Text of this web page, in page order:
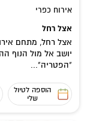
אירוח כפרי
אצל רחל
אצל רחל, מתחם
יושב אל מול הנוף
"הפטריה"...
הוספה לטיול
שלי